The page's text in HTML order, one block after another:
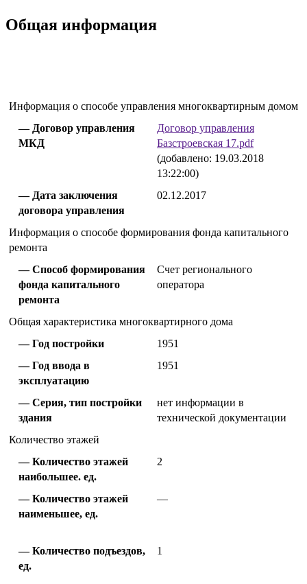
Общая информация
Информация о способе управления многоквартирным домом
Договор управления
МКД
Договор управления
Базстроевская 17.pdf
(добавлено: 19.03.2018
13:22:00)
Дата заключения
договора управления
02.12.2017
Информация о способе формирования фонда капитального
ремонта
Способ формирования
фонда капитального
ремонта
Счет регионального
оператора
Общая характеристика многоквартирного дома
Год постройки
1951
Год ввода в
эксплуатацию
1951
Серия, тип постройки
здания
нет информации в
технической документации
Количество этажей
Количество этажей
наибольшее. ед.
2
Количество этажей
наименьшее, ед.
—
Количество подъездов,
ед.
1